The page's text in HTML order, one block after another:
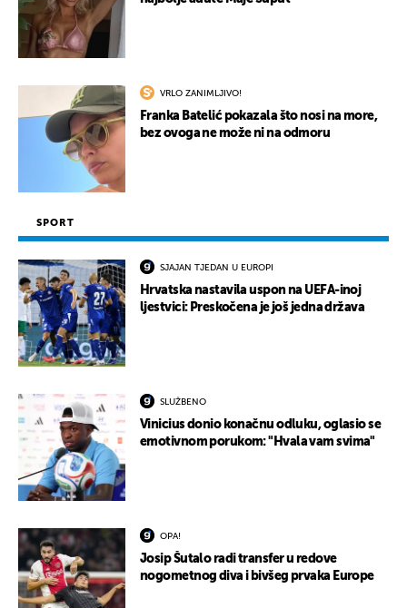
VRLO ZANIMLJIVO!
Franka Batelić pokazala što nosi na more,
bez ovoga ne može ni na odmoru
SPORT
SJAJAN TJEDAN U EUROPI
Hrvatska nastavila uspon na UEFA-inoj
ljestvici: Preskočena je još jedna država
SLUŽBENO
Vinicius donio konačnu odluku, oglasio se
emotivnom porukom: "Hvala vam svima"
OPA!
Josip Šutalo radi transfer u redove
nogometnog diva i bivšeg prvaka Europe